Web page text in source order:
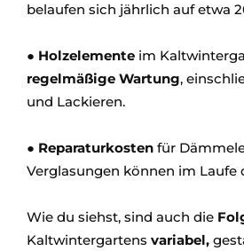
belaufen sich jährlich auf etwa
● Holzelemente im
regelmäßige Wartung,
und Lackieren.
● Reparaturkosten für
Verglasungen können im Laufe
Wie du siehst, sind auch die
Kaltwintergartens variabel,